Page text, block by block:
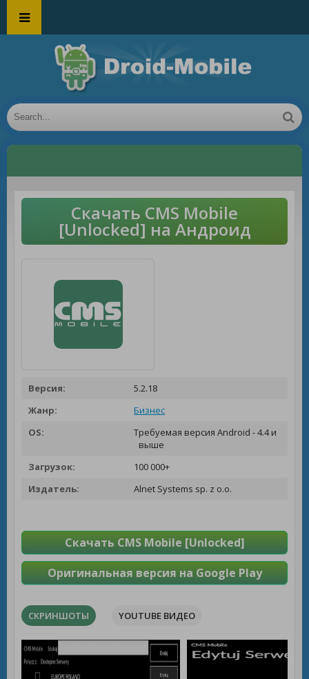
Скачать CMS Mobile
[Unlocked] на Андроид
Версия:
5.2.18
Жанр:
Бизнес
OS:
Требуемая версия Android - 4.4 и
выше
Загрузок:
100 000+
Издатель:
Alnet Systems sp. z o.o.
Скачать CMS Mobile [Unlocked]
Оригинальная версия на Google Play
СКРИНШОТЫ YOUTUBE ВИДЕО